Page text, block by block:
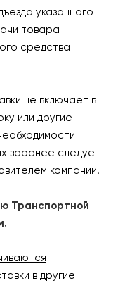
указанного
товара
средства
не включает в
или другие
заранее следует
компании.
Транспортной
в другие